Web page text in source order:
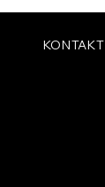
KONTAKT